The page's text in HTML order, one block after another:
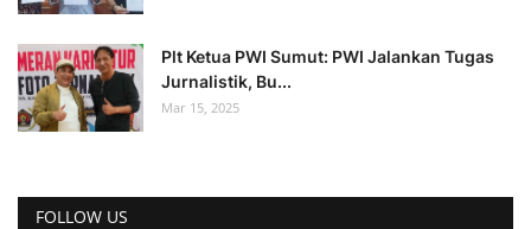
Plt Ketua PWI Sumut: PWI Jalankan Tugas
Jurnalistik, Bu...
Mar 15, 2025
FOLLOW US